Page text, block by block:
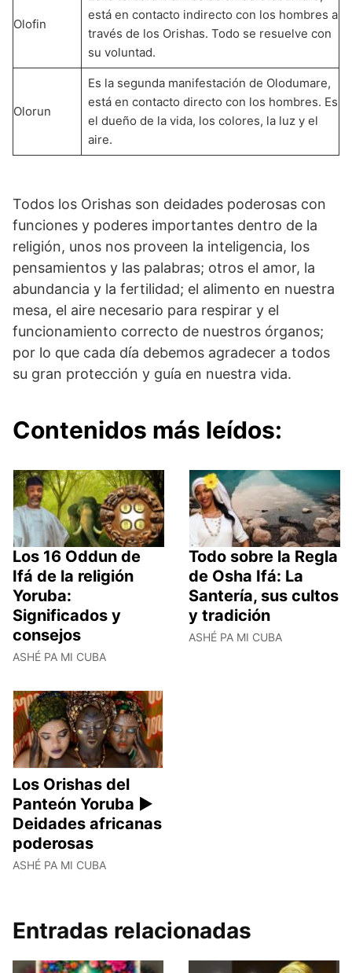
Olofin
está en contacto indirecto con los hombres a
través de los Orishas. Todo se resuelve con
su voluntad.
Olorun
Es la segunda manifestación de Olodumare,
está en contacto directo con los hombres. Es
el dueño de la vida, los colores, la luz y el
aire.
Todos los Orishas son deidades poderosas con
funciones y poderes importantes dentro de la
religión, unos nos proveen la inteligencia, los
pensamientos y las palabras; otros el amor, la
abundancia y la fertilidad; el alimento en nuestra
mesa, el aire necesario para respirar y el
funcionamiento correcto de nuestros órganos;
por lo que cada día debemos agradecer a todos
su gran protección y guía en nuestra vida.
Contenidos más leídos:
Los 16 Oddun de
Ifá de la religión
Yoruba:
Significados y
consejos
ASHÉ PA MI CUBA
Todo sobre la Regla
de Osha Ifá: La
Santería, sus cultos
y tradición
ASHÉ PA MI CUBA
Los Orishas del
Panteón Yoruba ►
Deidades africanas
poderosas
ASHÉ PA MI CUBA
Entradas relacionadas